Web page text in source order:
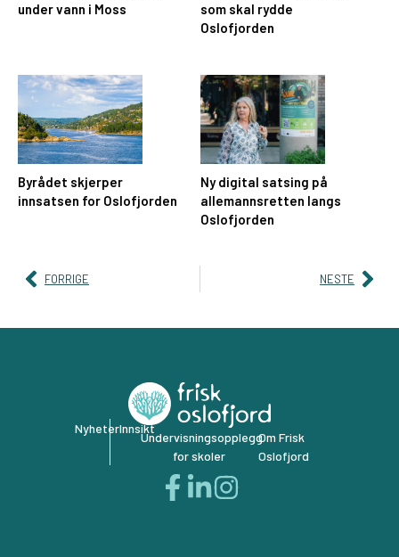
under vann i Moss
som skal rydde
Oslofjorden
Byrådet skjerper
innsatsen for Oslofjorden
Ny digital satsing på
allemannsretten langs
Oslofjorden
FORRIGE NESTE
NyheterInnsikt
Undervisningsopplegg
for skoler
Om Frisk
Oslofjord